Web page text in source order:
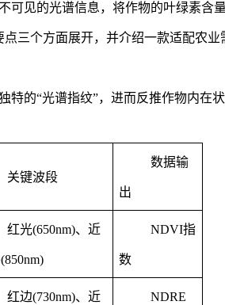
见的光谱信息，将作物的叶绿素含
三个方面展开，并介绍一款适配农业
的“光谱指纹”，进而反推作物内在
关键波段
数据输
出
红光(650nm)、近 NDVI指
数
红边(730nm)、近 NDRE